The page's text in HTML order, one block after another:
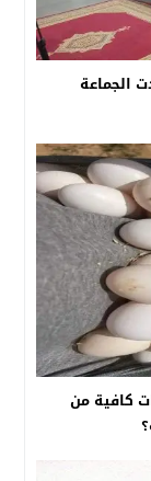
الجماعة
كافية من